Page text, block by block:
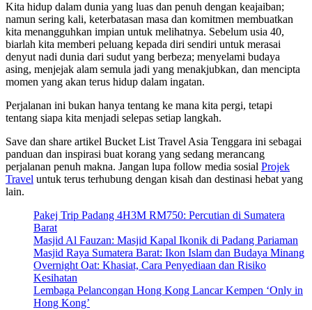
Kita hidup dalam dunia yang luas dan penuh dengan keajaiban;
namun sering kali, keterbatasan masa dan komitmen membuatkan
kita menangguhkan impian untuk melihatnya. Sebelum usia 40,
biarlah kita memberi peluang kepada diri sendiri untuk merasai
denyut nadi dunia dari sudut yang berbeza; menyelami budaya
asing, menjejak alam semula jadi yang menakjubkan, dan mencipta
momen yang akan terus hidup dalam ingatan.
Perjalanan ini bukan hanya tentang ke mana kita pergi, tetapi
tentang siapa kita menjadi selepas setiap langkah.
Save dan share artikel Bucket List Travel Asia Tenggara ini sebagai
panduan dan inspirasi buat korang yang sedang merancang
perjalanan penuh makna. Jangan lupa follow media sosial Projek
Travel untuk terus terhubung dengan kisah dan destinasi hebat yang
lain.
Pakej Trip Padang 4H3M RM750: Percutian di Sumatera
Barat
Masjid Al Fauzan: Masjid Kapal Ikonik di Padang Pariaman
Masjid Raya Sumatera Barat: Ikon Islam dan Budaya Minang
Overnight Oat: Khasiat, Cara Penyediaan dan Risiko
Kesihatan
Lembaga Pelancongan Hong Kong Lancar Kempen ‘Only in
Hong Kong’